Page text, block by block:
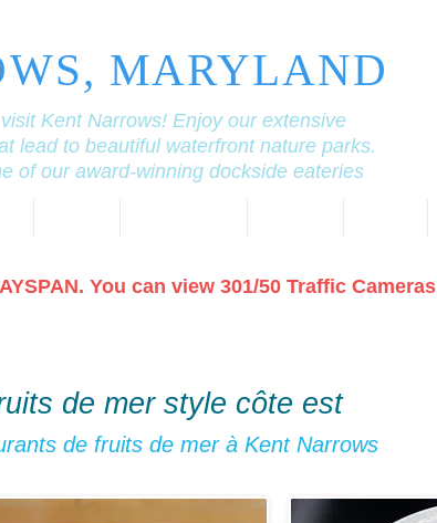
MARYLAND
Kent Narrows! Enjoy our extensive
lead to beautiful waterfront nature parks.
of our award-winning dockside eateries
You can view 301/50 Traffic Cameras
de mer style côte est
de fruits de mer à Kent Narrows